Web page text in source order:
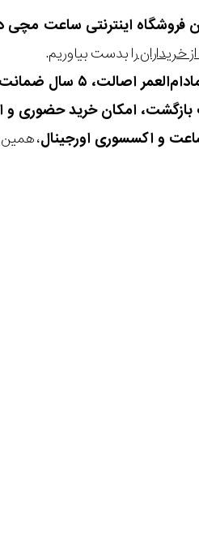
فروشگاه اینترنتی ساعت مچی
را بدست بیاوریم.
۵ سال ضمانت موتور و ۱۰ سال تعویض رایگان باتری
، همین